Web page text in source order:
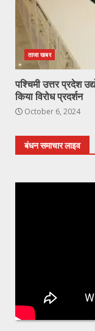
ताजा खबर
पश्चिमी उत्तर प्रदेश
किया विरोध प्रदर्शन
October 6, 2024
बंधन समाचार लाइव